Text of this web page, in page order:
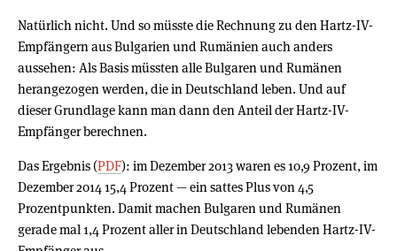
Natürlich nicht. Und so müsste die Rechnung zu den Hartz-IV-
Empfängern aus Bulgarien und Rumänien auch anders
aussehen: Als Basis müssten alle Bulgaren und Rumänen
herangezogen werden, die in Deutschland leben. Und auf
dieser Grundlage kann man dann den Anteil der Hartz-IV-
Empfänger berechnen.
Das Ergebnis (PDF): im Dezember 2013 waren es 10,9 Prozent, im
Dezember 2014 15,4 Prozent — ein sattes Plus von 4,5
Prozentpunkten. Damit machen Bulgaren und Rumänen
gerade mal 1,4 Prozent aller in Deutschland lebenden Hartz-IV-